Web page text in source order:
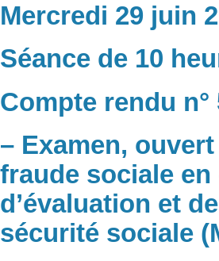
Mercredi 29 juin
Séance de 10
Compte rendu n°
– Examen,
fraude sociale
d’évaluation et
sécurité sociale